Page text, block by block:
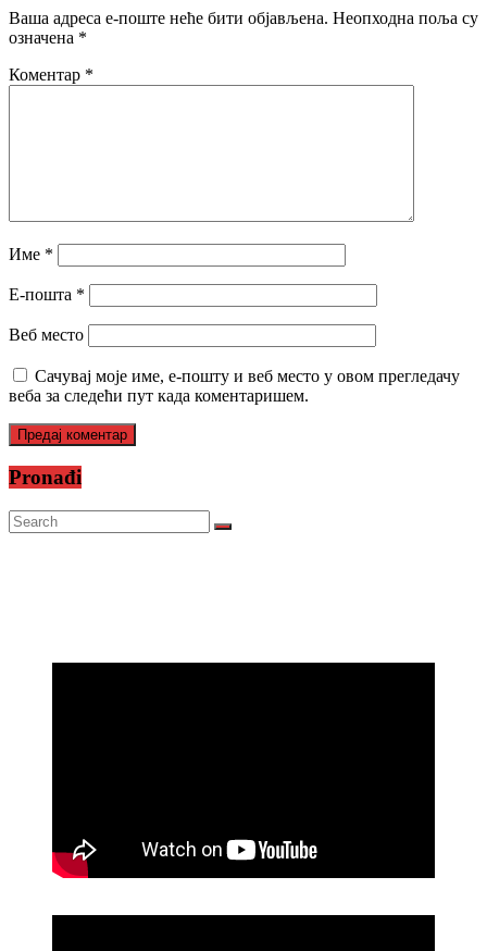
Ваша адреса е-поште неће бити објављена. Неопходна поља су
означена *
Коментар *
Име *
Е-пошта *
Веб место
Сачувај моје име, е-пошту и веб место у овом прегледачу
веба за следећи пут када коментаришем.
Pronađi